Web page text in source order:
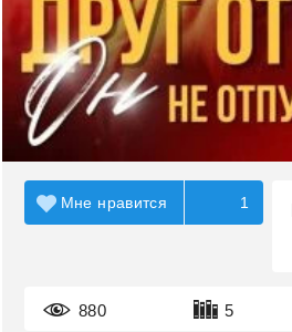
880 5
Мне нравится 1